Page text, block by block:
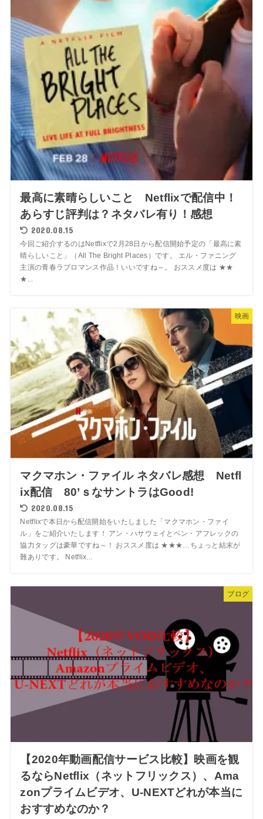
最高に素晴らしいこと Netflixで配信中！
あらすじ評判は？ネタバレ有り！感想
2020.08.15
今回ご紹介するのはNetflixで2月28日から配信開始予定の「最高に素
晴らしいこと」（All The Bright Places）です。 エル・ファニング
主演の青春ラブロマンス作品！いいですね～。 おススメ度は ★★
★...
映画
マクマホン・ファイル ネタバレ感想 Netfl
ix配信 80’ｓなサントラはGood!
2020.08.15
Netflixで本日から配信開始をいたしました「マクマホン・ファイ
ル」をご紹介いたします！ アン・ハサウェイとベン・アフレックの
協力タッグは豪華ですね～！ おススメ度は ★★★…ちょっと結末が
難ありです。 Netflix...
ブログ
【2020年動画配信サービス比較】映画を観
るならNetflix（ネットフリックス）、Ama
zonプライムビデオ、U-NEXTどれが本当に
おすすめなのか？